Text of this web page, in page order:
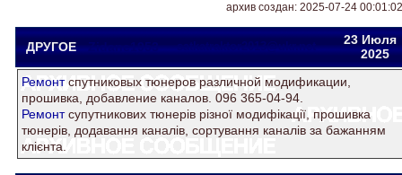
архив создан: 2025-07-24 00:01:02
ДРУГОЕ Zidane1953 satkatraktor2013@ukr.net
23 Июля
2025
Ремонтспутниковых тюнеров различной модификации,
прошивка, добавление каналов. 096 365-04-94.
Ремонтсупутникових тюнерів різної модифікації, прошивка
тюнерів, додавання каналів, сортування каналів за бажанням
клієнта.